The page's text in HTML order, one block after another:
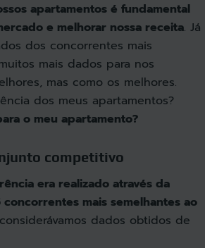
apartamentos é fundamental
e melhorar nossa receita. Já
dos concorrentes mais
mais dados para nos
mas como os melhores.
dos meus apartamentos?
o meu apartamento?
competitivo
era realizado através da
mais semelhantes ao
dados obtidos de